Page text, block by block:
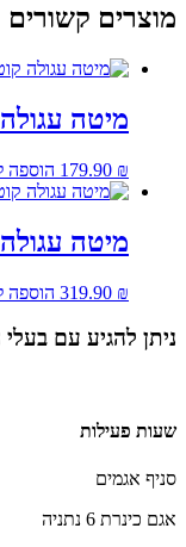
מוצרים קשורים
מיטה עגולה
179.90 ₪ הוספה
מיטה עגולה
319.90 ₪ הוספה
ניתן להגיע עם
שעות פעילות
סניף אגמים
אגם כינרת 6 נתניה